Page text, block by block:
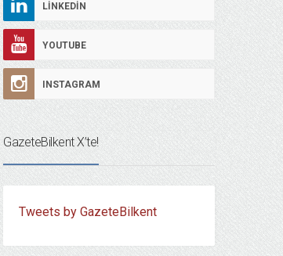
LINKEDIN
YOUTUBE
INSTAGRAM
GazeteBilkent X’te!
Tweets by GazeteBilkent